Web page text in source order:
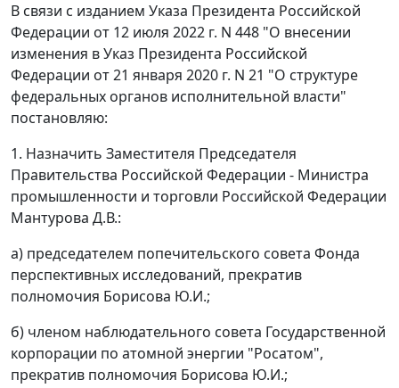
В связи с изданием Указа Президента Российской
Федерации от 12 июля 2022 г. N 448 "О внесении
изменения в Указ Президента Российской
Федерации от 21 января 2020 г. N 21 "О структуре
федеральных органов исполнительной власти"
постановляю:
1. Назначить Заместителя Председателя
Правительства Российской Федерации - Министра
промышленности и торговли Российской Федерации
Мантурова Д.В.:
а) председателем попечительского совета Фонда
перспективных исследований, прекратив
полномочия Борисова Ю.И.;
б) членом наблюдательного совета Государственной
корпорации по атомной энергии "Росатом",
прекратив полномочия Борисова Ю.И.;